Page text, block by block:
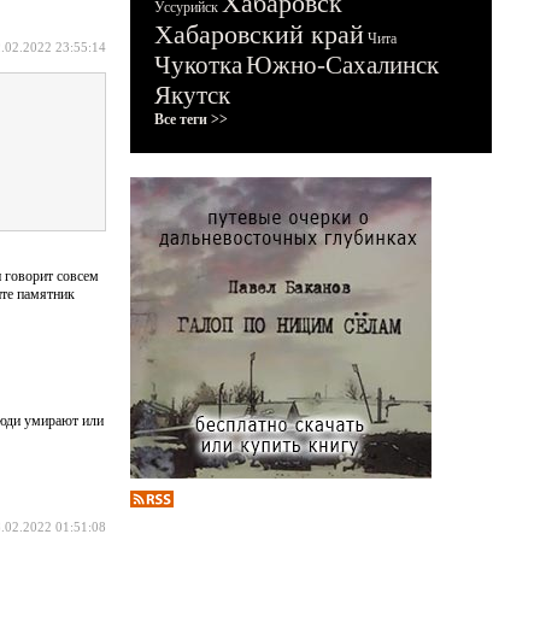
23:55:14
совсем
памятник
умирают или
01:51:08
Уссурийск
Хабаровский край Чита
ЧукоткаЮжно-Сахалинск
Якутск
Все теги >>